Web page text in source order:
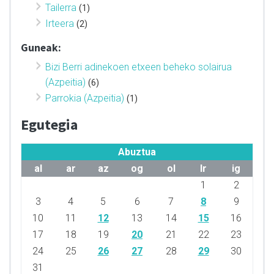
Tailerra (1)
Irteera (2)
Guneak:
Bizi Berri adinekoen etxeen beheko solairua
(Azpeitia) (6)
Parrokia (Azpeitia) (1)
Egutegia
Abuztua
al
ar az og ol lr
ig
1
2
3
4 5 6 7 8
9
10
11 12 13 14 15
16
17
18 19 20 21 22
23
24
25 26 27 28 29
30
31